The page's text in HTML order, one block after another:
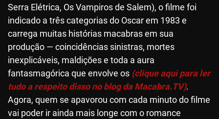
Serra Elétrica, Os Vampiros de Salem), o filme foi
indicado a três categorias do Oscar em 1983 e
carrega muitas histórias macabras em sua
produção — coincidências sinistras, mortes
inexplicáveis, maldições e toda a aura
fantasmagórica que envolve os (clique aqui para ler
tudo a respeito disso no blog da Macabra.TV).
Agora, quem se apavorou com cada minuto do filme
vai poder ir ainda mais longe com o romance